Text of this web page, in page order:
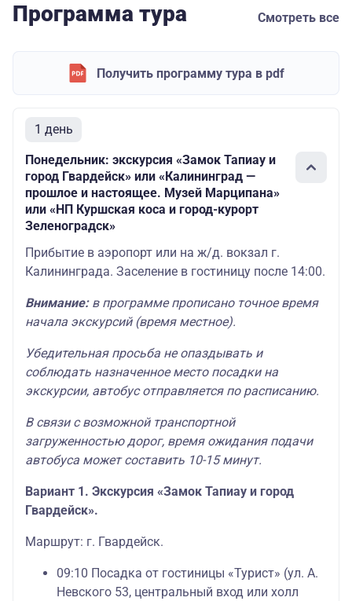
Программа тура Смотреть все
Получить программу тура в pdf
1 день
Понедельник: экскурсия «Замок Тапиау и
город Гвардейск» или «Калининград —
прошлое и настоящее. Музей Марципана»
или «НП Куршская коса и город-курорт
Зеленоградск»
Прибытие в аэропорт или на ж/д. вокзал г.
Калининграда. Заселение в гостиницу после 14:00.
Внимание:в программе прописано точное время
начала экскурсий (время местное).
Убедительная просьба не опаздывать и
соблюдать назначенное место посадки на
экскурсии, автобус отправляется по расписанию.
В связи с возможной транспортной
загруженностью дорог, время ожидания подачи
автобуса может составить 10-15 минут.
Вариант 1. Экскурсия «Замок Тапиау и город
Гвардейск».
Маршрут: г. Гвардейск.
09:10 Посадка от гостиницы «Турист» (ул. А.
Невского 53, центральный вход или холл